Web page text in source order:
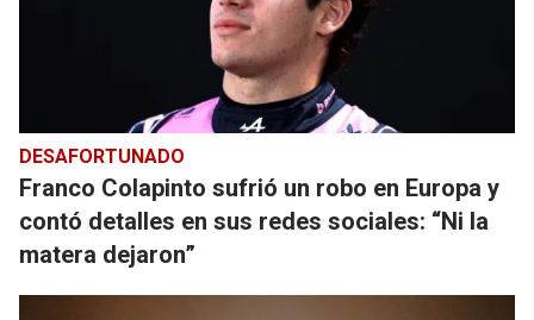
DESAFORTUNADO
Franco Colapinto sufrió un robo en Europa y
contó detalles en sus redes sociales: “Ni la
matera dejaron”